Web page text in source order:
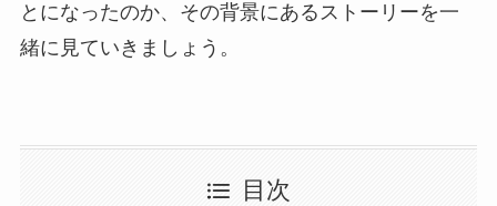
とになったのか、その背景にあるストーリーを一
緒に見ていきましょう。
目次